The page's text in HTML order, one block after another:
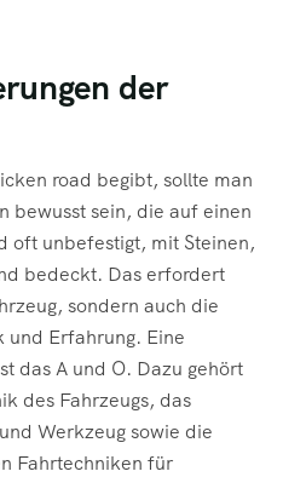
der
road begibt, sollte man
bewusst sein, die auf einen
oft unbefestigt, mit Steinen,
bedeckt. Das erfordert
sondern auch die
und Erfahrung. Eine
das A und O. Dazu gehört
des Fahrzeugs, das
Werkzeug sowie die
Fahrtechniken für